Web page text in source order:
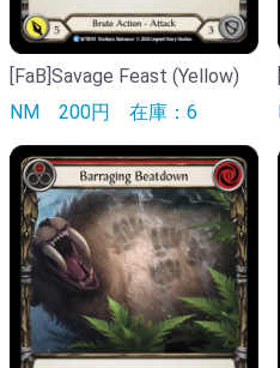
[FaB]Savage Feast (Yellow)
NM 200円 在庫：6